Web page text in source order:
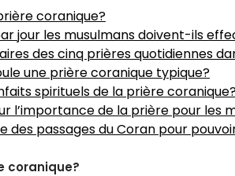
coranique?
jour les musulmans doivent-ils
des cinq prières quotidiennes
une prière coranique typique?
spirituels de la prière
l’importance de la prière pour les
des passages du Coran pour
coranique?